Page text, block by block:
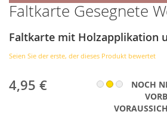
Faltkarte Gesegnete
Faltkarte mit Holzapplikation
Seien Sie der erste, der dieses Produkt bewertet
4,95 €
NOCH
Zum
Anfang
der
Bildergalerie
springen